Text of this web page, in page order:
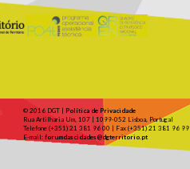
© 2016 DGT | Política de Privacidade
Rua Artilharia Um, 107 | 1099-052 Lisboa, Portugal
Telefone (+351) 21 381 96 00 | Fax (+351) 21 381 96 99
E-mail: forumdascidades@dgterritorio.pt